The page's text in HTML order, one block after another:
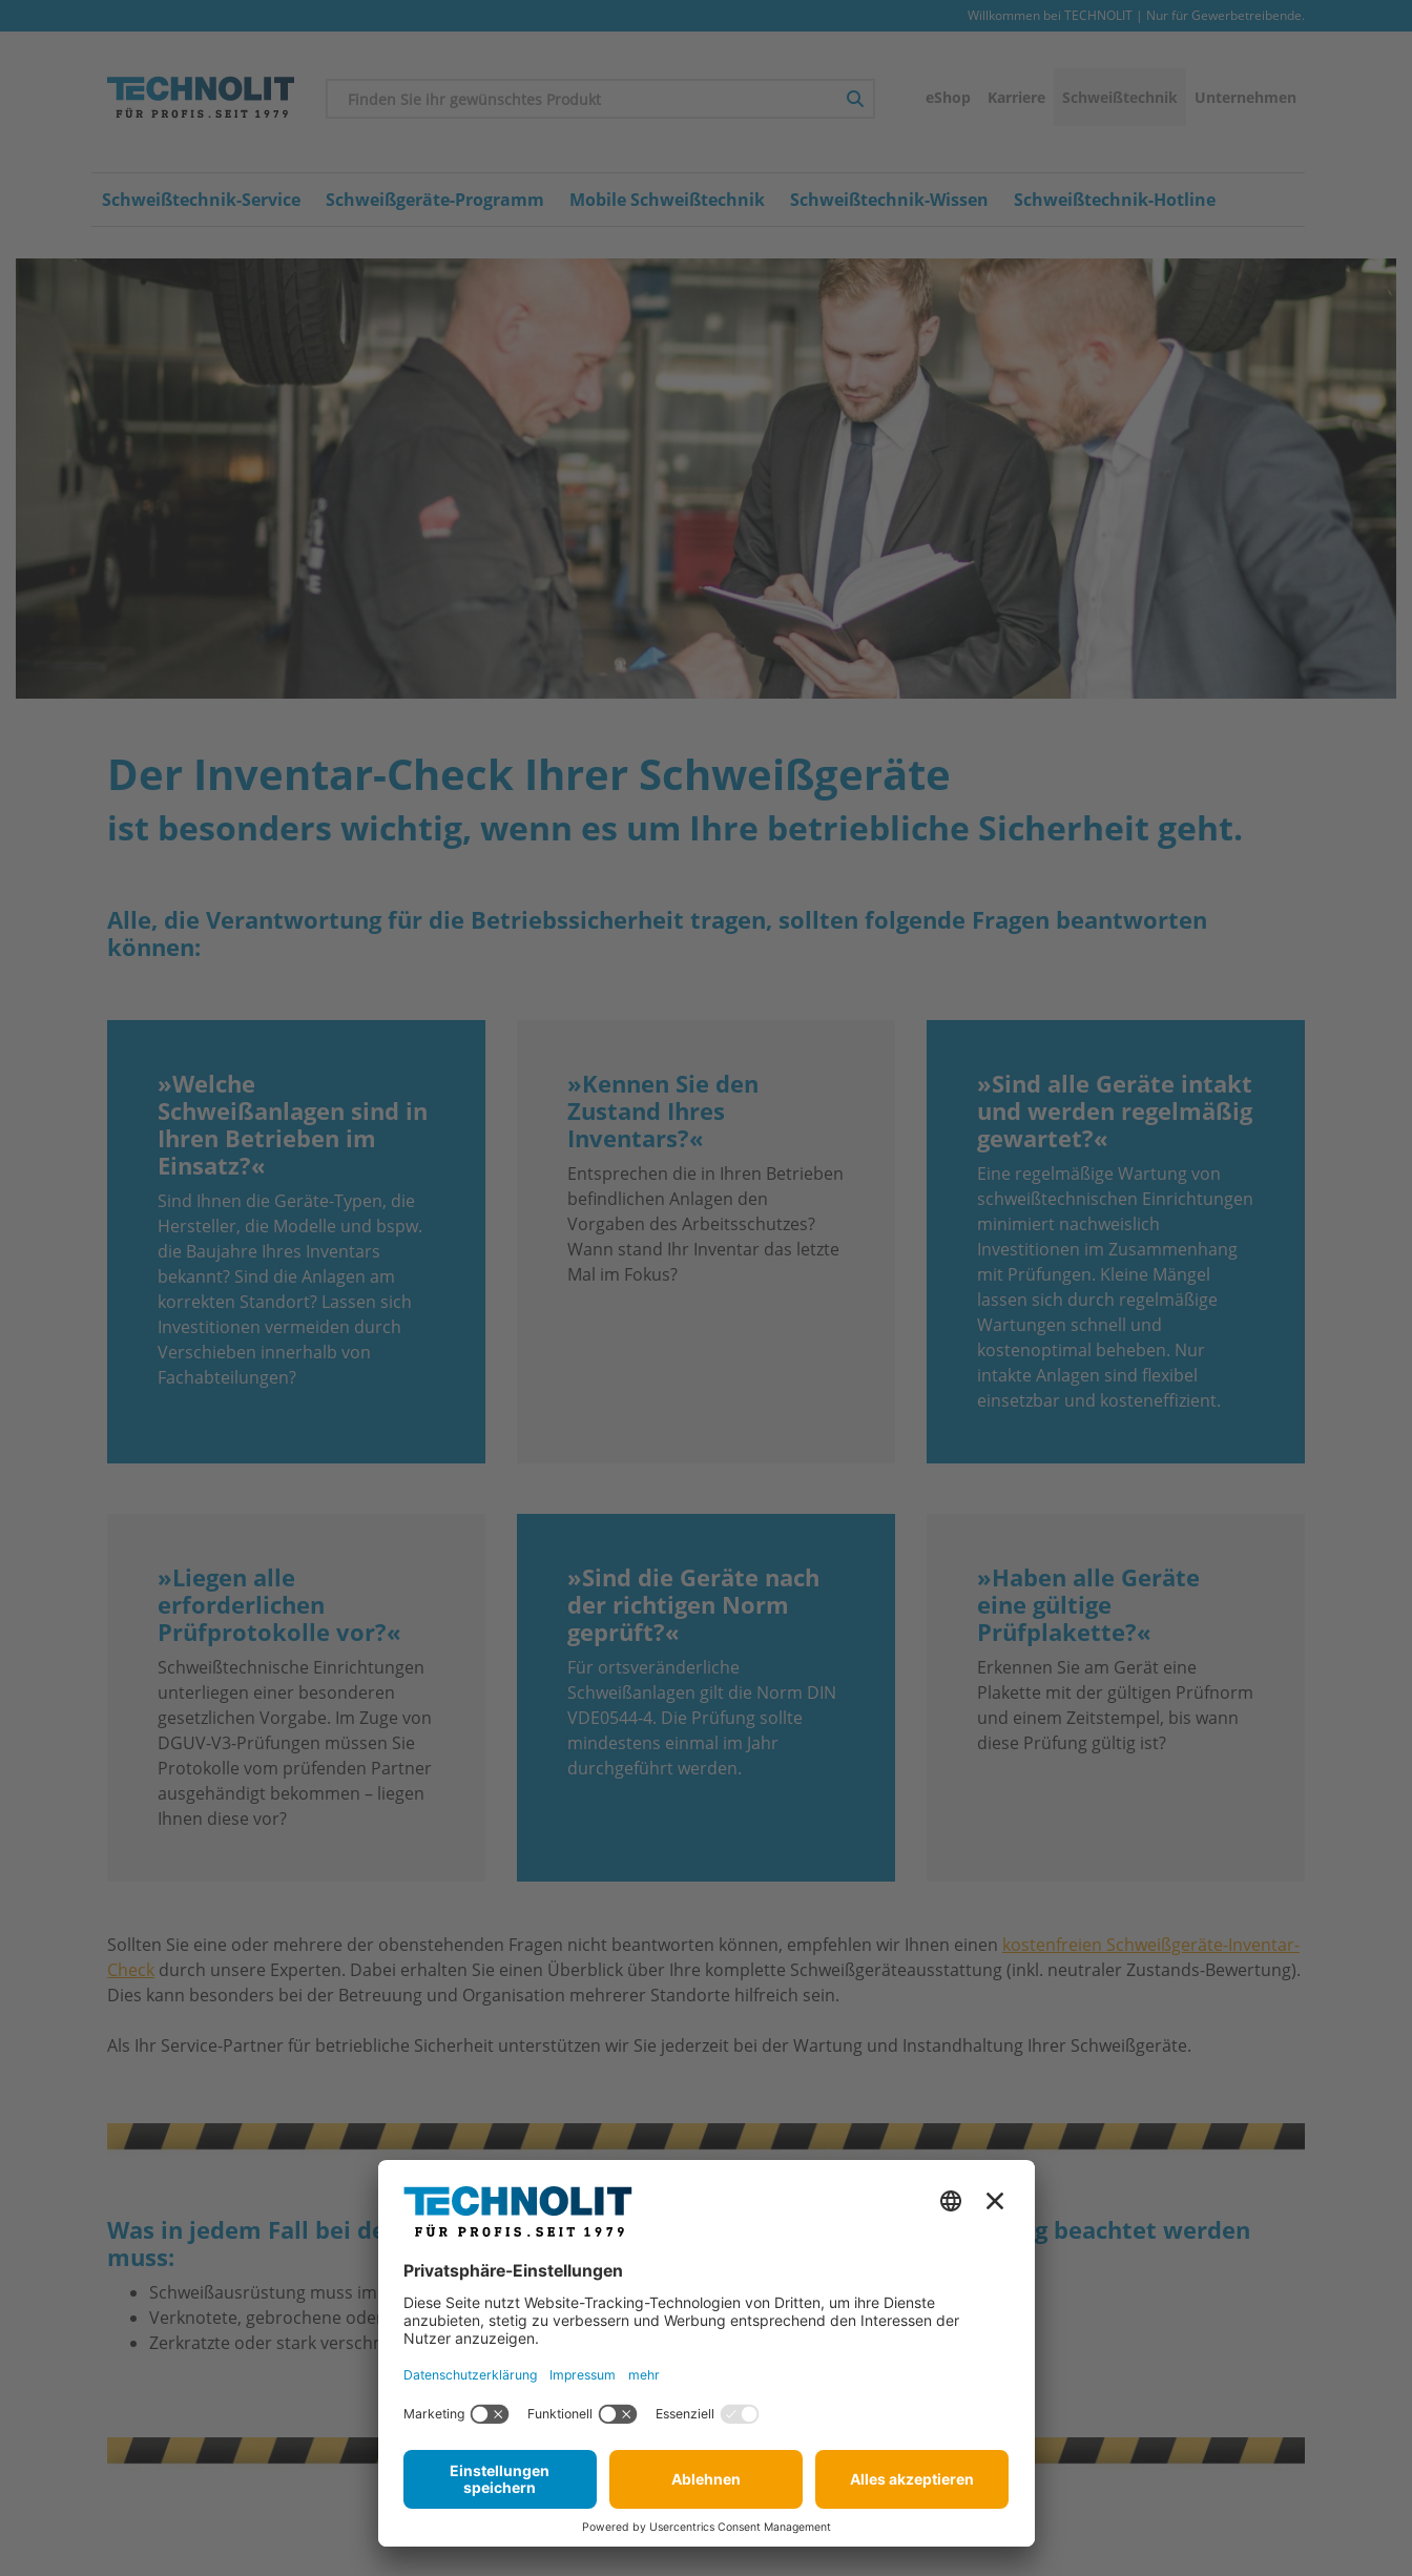
Willkommen bei TECHNOLIT | Nur für Gewerbetreibende.
eShop Karriere Schweißtechnik Unternehmen
Schweißtechnik-Service Schweißgeräte-Programm Mobile Schweißtechnik Schweißtechnik-Wissen Schweißtechnik-Hotline
Der Inventar-Check Ihrer Schweißgeräte
ist besonders wichtig, wenn es um Ihre betriebliche Sicherheit geht.
Alle, die Verantwortung für die Betriebssicherheit tragen, sollten folgende Fragen beantworten
können:
»Welche
Schweißanlagen sind in
Ihren Betrieben im
Einsatz?«
Sind Ihnen die Geräte-Typen, die
Hersteller, die Modelle und bspw.
die Baujahre Ihres Inventars
bekannt? Sind die Anlagen am
korrekten Standort? Lassen sich
Investitionen vermeiden durch
Verschieben innerhalb von
Fachabteilungen?
»Kennen Sie den
Zustand Ihres
Inventars?«
Entsprechen die in Ihren Betrieben
befindlichen Anlagen den
Vorgaben des Arbeitsschutzes?
Wann stand Ihr Inventar das letzte
Mal im Fokus?
»Sind alle Geräte intakt
und werden regelmäßig
gewartet?«
Eine regelmäßige Wartung von
schweißtechnischen Einrichtungen
minimiert nachweislich
Investitionen im Zusammenhang
mit Prüfungen. Kleine Mängel
lassen sich durch regelmäßige
Wartungen schnell und
kostenoptimal beheben. Nur
intakte Anlagen sind flexibel
einsetzbar und kosteneffizient.
»Liegen alle
erforderlichen
Prüfprotokolle vor?«
Schweißtechnische Einrichtungen
unterliegen einer besonderen
gesetzlichen Vorgabe. Im Zuge von
DGUV-V3-Prüfungen müssen Sie
Protokolle vom prüfenden Partner
ausgehändigt bekommen – liegen
Ihnen diese vor?
»Sind die Geräte nach
der richtigen Norm
geprüft?«
Für ortsveränderliche
Schweißanlagen gilt die Norm DIN
VDE0544-4. Die Prüfung sollte
mindestens einmal im Jahr
durchgeführt werden.
»Haben alle Geräte
eine gültige
Prüfplakette?«
Erkennen Sie am Gerät eine
Plakette mit der gültigen Prüfnorm
und einem Zeitstempel, bis wann
diese Prüfung gültig ist?
Sollten Sie eine oder mehrere der obenstehenden Fragen nicht beantworten können, empfehlen wir Ihnen einen kostenfreien Schweißgeräte-Inventar-
Check durch unsere Experten. Dabei erhalten Sie einen Überblick über Ihre komplette Schweißgeräteausstattung (inkl. neutraler Zustands-Bewertung).
Dies kann besonders bei der Betreuung und Organisation mehrerer Standorte hilfreich sein.
Als Ihr Service-Partner für betriebliche Sicherheit unterstützen wir Sie jederzeit bei der Wartung und Instandhaltung Ihrer Schweißgeräte.
Was in jedem Fall bei der Betriebssicherheit in Bezug auf Ihre Schweißausrüstung beachtet werden
muss:
Schweißausrüstung muss immer sicher gelagert werden, defekte Teile sind zu ersetzen
Verknotete, gebrochene oder defekte Kabel stellen ein hohes Gefahrenpotential dar
Zerkratzte oder stark verschmutzte Helme bieten keinen ausreichenden Schutz